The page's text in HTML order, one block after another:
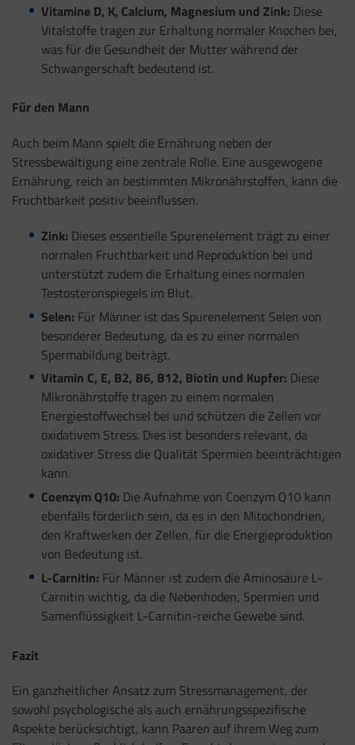
Vitamine D, K, Calcium, Magnesium und Zink: Diese
Vitalstoffe tragen zur Erhaltung normaler Knochen bei,
was für die Gesundheit der Mutter während der
Schwangerschaft bedeutend ist.
Für den Mann
Auch beim Mann spielt die Ernährung neben der
Stressbewältigung eine zentrale Rolle. Eine ausgewogene
Ernährung, reich an bestimmten Mikronährstoffen, kann die
Fruchtbarkeit positiv beeinflussen.
Zink: Dieses essentielle Spurenelement trägt zu einer
normalen Fruchtbarkeit und Reproduktion bei und
unterstützt zudem die Erhaltung eines normalen
Testosteronspiegels im Blut.
Selen: Für Männer ist das Spurenelement Selen von
besonderer Bedeutung, da es zu einer normalen
Spermabildung beiträgt.
Vitamin C, E, B2, B6, B12, Biotin und Kupfer: Diese
Mikronährstoffe tragen zu einem normalen
Energiestoffwechsel bei und schützen die Zellen vor
oxidativem Stress. Dies ist besonders relevant, da
oxidativer Stress die Qualität Spermien beeinträchtigen
kann.
Coenzym Q10: Die Aufnahme von Coenzym Q10 kann
ebenfalls förderlich sein, da es in den Mitochondrien,
den Kraftwerken der Zellen, für die Energieproduktion
von Bedeutung ist.
L-Carnitin: Für Männer ist zudem die Aminosäure L-
Carnitin wichtig, da die Nebenhoden, Spermien und
Samenflüssigkeit L-Carnitin-reiche Gewebe sind.
Fazit
Ein ganzheitlicher Ansatz zum Stressmanagement, der
sowohl psychologische als auch ernährungsspezifische
Aspekte berücksichtigt, kann Paaren auf ihrem Weg zum